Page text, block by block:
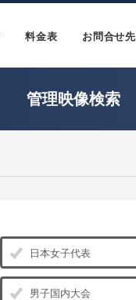
料金表 お問合せ先
管理映像検索
日本女子代表
男子国内大会